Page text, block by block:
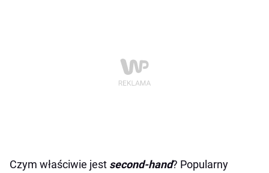
Czym właściwie jest second-hand? Popularny